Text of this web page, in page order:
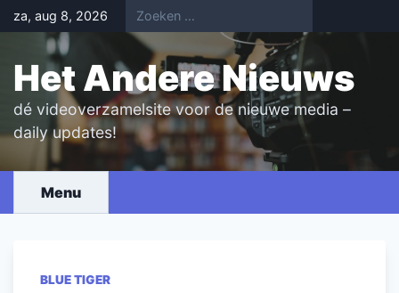
Skip
to
content
za, aug 8, 2026
Het Andere Nieuws
dé videoverzamelsite voor de nieuwe media –
daily updates!
Menu
BLUE TIGER